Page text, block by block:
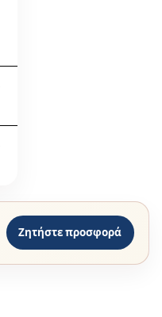
Ζητήστε προσφορά